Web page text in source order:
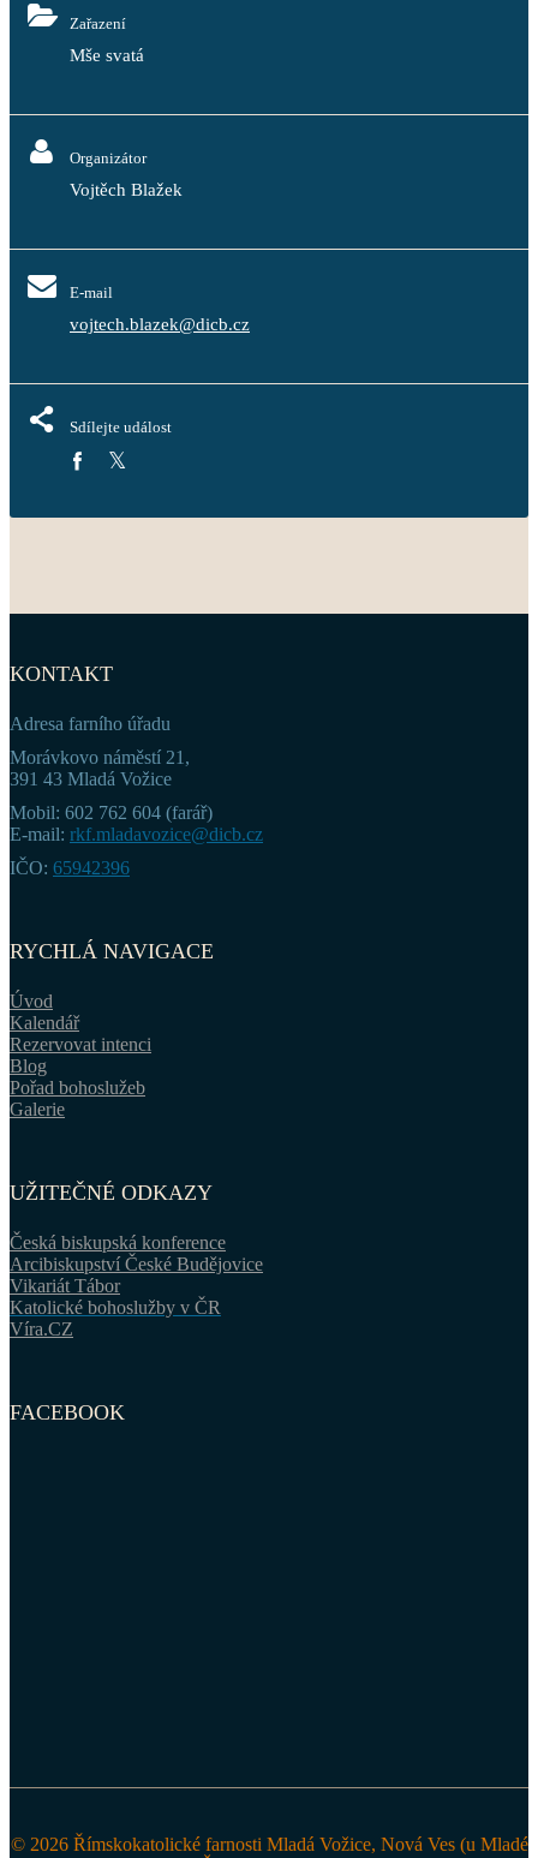
Zařazení
Mše svatá
Organizátor
Vojtěch Blažek
E-mail
vojtech.blazek@dicb.cz
Sdílejte událost
KONTAKT
Adresa farního úřadu
Morávkovo náměstí 21,
391 43 Mladá Vožice
Mobil: 602 762 604 (farář)
E-mail: rkf.mladavozice@dicb.cz
IČO: 65942396
RYCHLÁ NAVIGACE
Úvod
Kalendář
Rezervovat intenci
Blog
Pořad bohoslužeb
Galerie
UŽITEČNÉ ODKAZY
Česká biskupská konference
Arcibiskupství České Budějovice
Vikariát Tábor
Katolické bohoslužby v ČR
Víra.CZ
FACEBOOK
© 2026 Římskokatolické farnosti Mladá Vožice, Nová Ves (u Mladé